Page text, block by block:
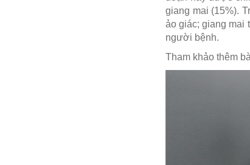
giang mai (15%).
ảo giác; giang mai
người bệnh.
Tham khảo thêm